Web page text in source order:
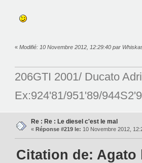
« Modifié: 10 Novembre 2012, 12:29:40 par
206GTI 2001/ Ducato
Ex:924'81/951'89/
Re : Re : Le diesel c'est le mal
« Réponse #219 le: 10 Novembre 2012,
Citation de: Agato